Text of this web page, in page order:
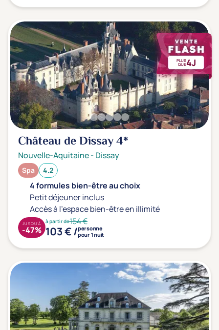
PLUS
QUE4J
Château de Dissay4*
Nouvelle-Aquitaine- Dissay
Spa 4.2
4 formules bien-être au choix
Petit déjeuner inclus
Accès à l'espace bien-être en illimité
à partir de154 €
103 € /personne
pour 1 nuit
JUSQU'À
-47%